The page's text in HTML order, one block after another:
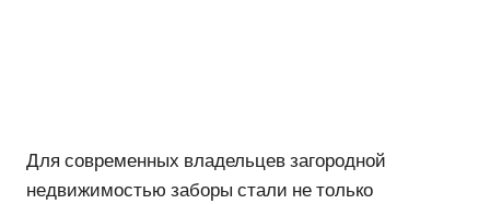
Для современных владельцев загородной
недвижимостью заборы стали не только